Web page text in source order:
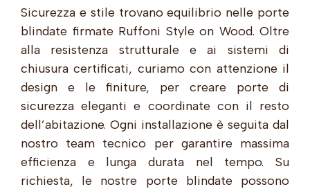
Sicurezza e stile trovano equilibrio nelle porte
blindate firmate Ruffoni Style on Wood. Oltre
alla resistenza strutturale e ai sistemi di
chiusura certificati, curiamo con attenzione il
design e le finiture, per creare porte di
sicurezza eleganti e coordinate con il resto
dell’abitazione. Ogni installazione è seguita dal
nostro team tecnico per garantire massima
efficienza e lunga durata nel tempo. Su
richiesta, le nostre porte blindate possono